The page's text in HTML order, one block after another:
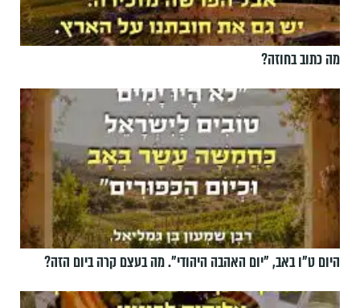
מה כתוב בחוזה?
היום ט"ו באב, ”יום האהבה היהודי". מה בעצם קרה ביום הזה?